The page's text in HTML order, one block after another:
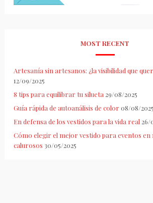
MOST RECENT
Artesanía sin artesanos: ¿la visibilidad que
12/09/2025
8 tips para equilibrar tu silueta 29/08/2025
Guía rápida de autoanálisis de color 08/08/2025
En defensa de los vestidos para la vida real 26/
Cómo elegir el mejor vestido para eventos en
calurosos 30/05/2025